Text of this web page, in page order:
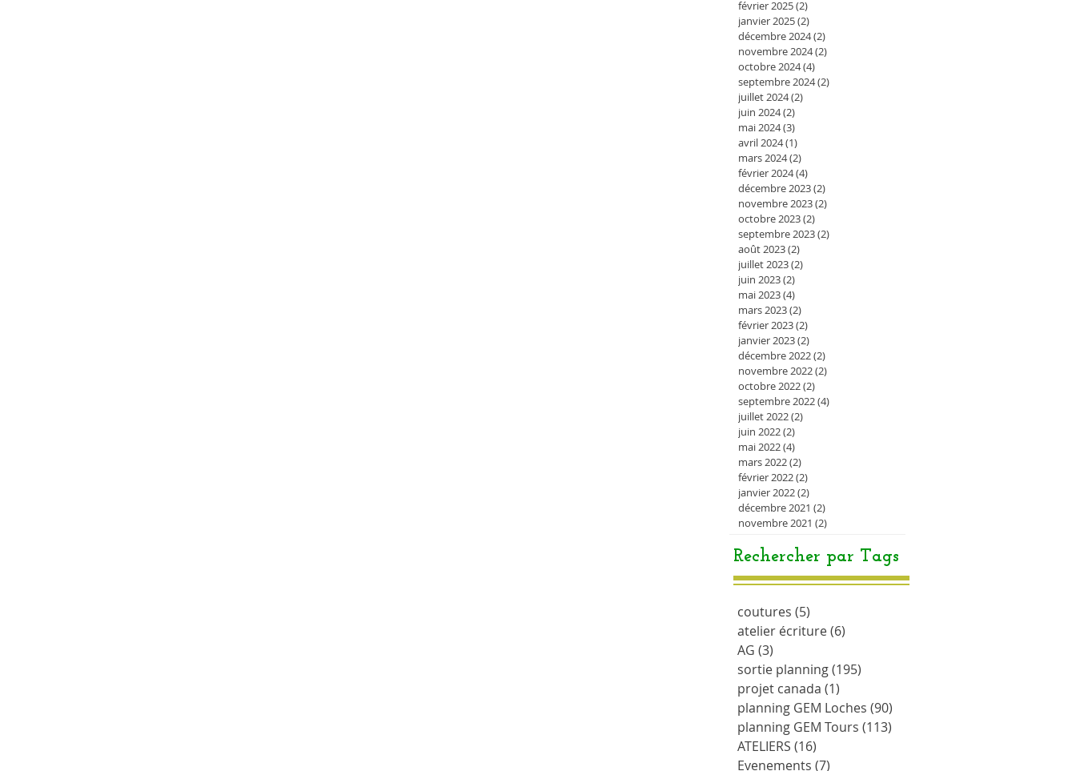
février 2025(2)
janvier 2025(2)
décembre 2024(2)
novembre 2024(2)
octobre 2024(4)
septembre 2024(2)
juillet 2024(2)
juin 2024(2)
mai 2024(3)
avril 2024(1)
mars 2024(2)
février 2024(4)
décembre 2023(2)
novembre 2023(2)
octobre 2023(2)
septembre 2023(2)
août 2023(2)
juillet 2023(2)
juin 2023(2)
mai 2023(4)
mars 2023(2)
février 2023(2)
janvier 2023(2)
décembre 2022(2)
novembre 2022(2)
octobre 2022(2)
septembre 2022(4)
juillet 2022(2)
juin 2022(2)
mai 2022(4)
mars 2022(2)
février 2022(2)
janvier 2022(2)
décembre 2021 (2)
novembre 2021 (2)
Rechercher par Tags
coutures (5)
atelier écriture(6)
AG (3)
sortie planning(195)
projet canada (1)
planning GEM Loches (90)
planning GEM Tours (113)
ATELIERS (16)
Evenements (7)